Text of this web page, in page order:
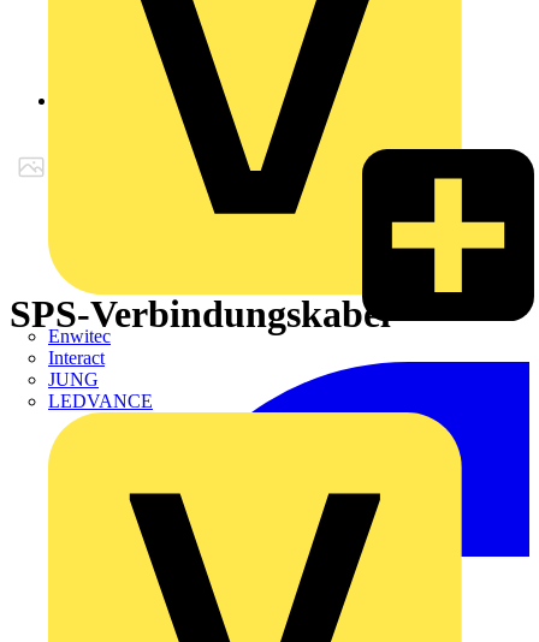
Enwitec
Interact
JUNG
LEDVANCE
Zurück zu Produkte
SPS-Verbindungskabel